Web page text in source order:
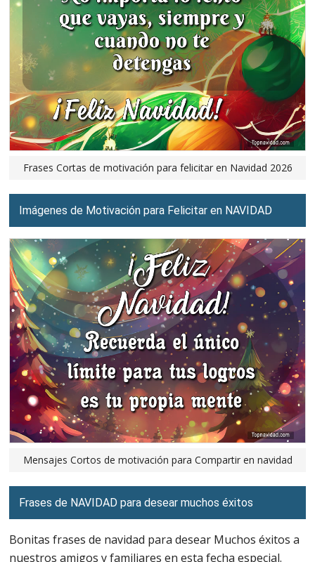
Frases Cortas de motivación para felicitar en Navidad 2026
Imágenes de Motivación para Felicitar en NAVIDAD
Mensajes Cortos de motivación para Compartir en navidad
Frases de NAVIDAD para desear muchos éxitos
Bonitas frases de navidad para desear Muchos éxitos a
nuestros amigos y familiares en esta fecha especial.